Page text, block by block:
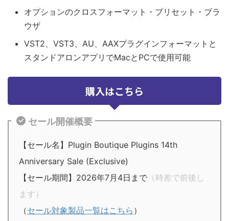
オプションのクロスフォーマット・プリセット・ブラ
ウザ
VST2、VST3、AU、AAXプラグインフォーマットと
スタンドアロンアプリでMacとPCで使用可能
購入はこちら
セール開催概要
【セール名】Plugin Boutique Plugins 14th
Anniversary Sale (Exclusive)
【セール期間】2026年7月4日まで （時差で前後し
ます）
（セール対象製品一覧はこちら ）